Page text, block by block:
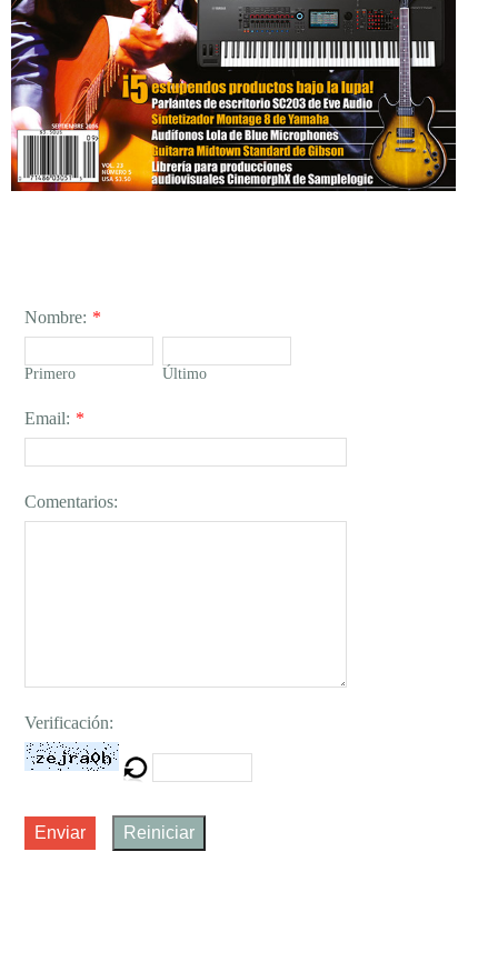
Nombre: *
Primero Último
Email: *
Comentarios:
Verificación:
Enviar Reiniciar